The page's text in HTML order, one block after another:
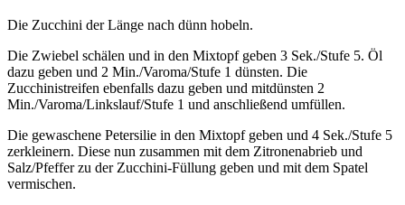
Die Zucchini der Länge nach dünn hobeln.
Die Zwiebel schälen und in den Mixtopf geben 3 Sek./Stufe 5. Öl
dazu geben und 2 Min./Varoma/Stufe 1 dünsten. Die
Zucchinistreifen ebenfalls dazu geben und mitdünsten 2
Min./Varoma/Linkslauf/Stufe 1 und anschließend umfüllen.
Die gewaschene Petersilie in den Mixtopf geben und 4 Sek./Stufe 5
zerkleinern. Diese nun zusammen mit dem Zitronenabrieb und
Salz/Pfeffer zu der Zucchini-Füllung geben und mit dem Spatel
vermischen.